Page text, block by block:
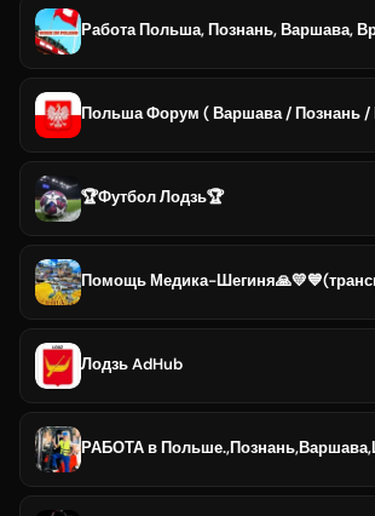
🏆Футбол Лодзь🏆
Лодзь AdHub